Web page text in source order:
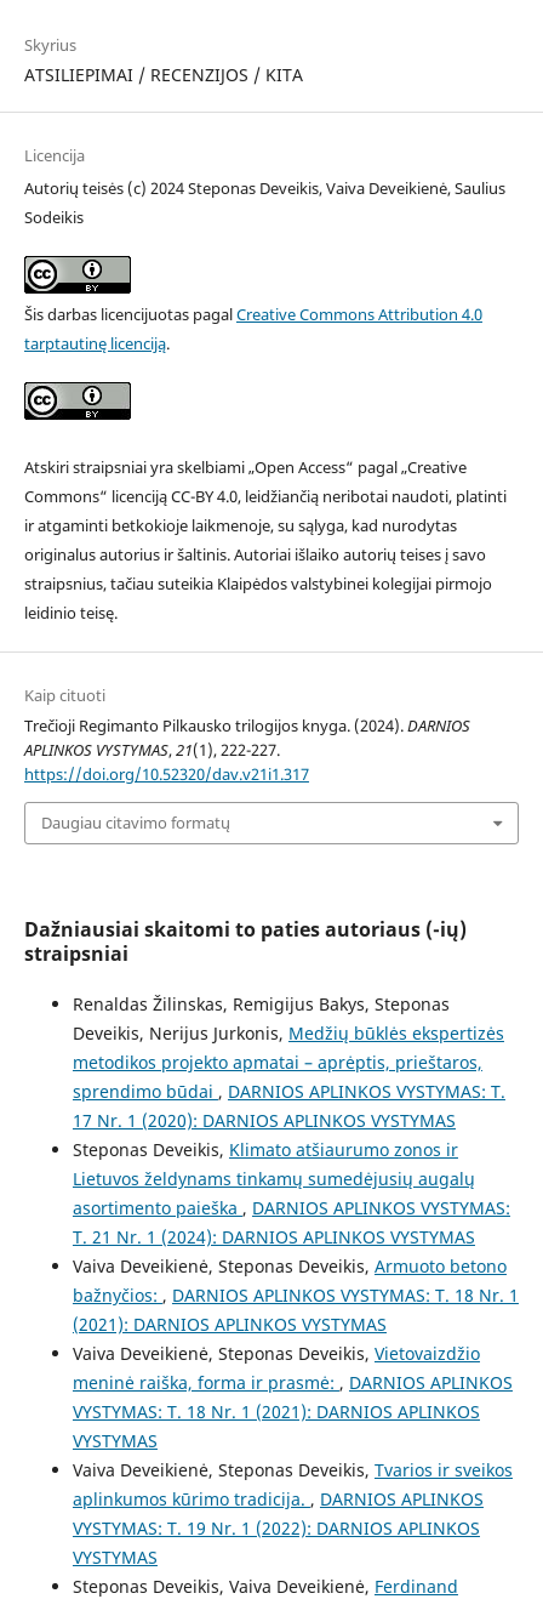
Skyrius
ATSILIEPIMAI / RECENZIJOS / KITA
Licencija
Autorių teisės (c) 2024 Steponas Deveikis, Vaiva Deveikienė, Saulius
Sodeikis
Šis darbas licencijuotas pagalCreative Commons Attribution 4.0
tarptautinę licenciją.
Atskiri straipsniai yra skelbiami „Open Access“ pagal „Creative
Commons“ licenciją CC-BY 4.0, leidžiančią neribotai naudoti, platinti
ir atgaminti betkokioje laikmenoje, su sąlyga, kad nurodytas
originalus autorius ir šaltinis. Autoriai išlaiko autorių teises į savo
straipsnius, tačiau suteikia Klaipėdos valstybinei kolegijai pirmojo
leidinio teisę.
Kaip cituoti
Trečioji Regimanto Pilkausko trilogijos knyga. (2024).DARNIOS
APLINKOS VYSTYMAS,21(1), 222-227.
https://doi.org/10.52320/dav.v21i1.317
Daugiau citavimo formatų
Dažniausiai skaitomi to paties autoriaus (-ių)
straipsniai
Renaldas Žilinskas, Remigijus Bakys, Steponas
Deveikis, Nerijus Jurkonis, Medžių būklės ekspertizės
metodikos projekto apmatai – aprėptis, prieštaros,
sprendimo būdai , DARNIOS APLINKOS VYSTYMAS: T.
17 Nr. 1 (2020): DARNIOS APLINKOS VYSTYMAS
Steponas Deveikis, Klimato atšiaurumo zonos ir
Lietuvos želdynams tinkamų sumedėjusių augalų
asortimento paieška , DARNIOS APLINKOS VYSTYMAS:
T. 21 Nr. 1 (2024): DARNIOS APLINKOS VYSTYMAS
Vaiva Deveikienė, Steponas Deveikis, Armuoto betono
bažnyčios: , DARNIOS APLINKOS VYSTYMAS: T. 18 Nr. 1
(2021): DARNIOS APLINKOS VYSTYMAS
Vaiva Deveikienė, Steponas Deveikis, Vietovaizdžio
meninė raiška, forma ir prasmė: , DARNIOS APLINKOS
VYSTYMAS: T. 18 Nr. 1 (2021): DARNIOS APLINKOS
VYSTYMAS
Vaiva Deveikienė, Steponas Deveikis, Tvarios ir sveikos
aplinkumos kūrimo tradicija. , DARNIOS APLINKOS
VYSTYMAS: T. 19 Nr. 1 (2022): DARNIOS APLINKOS
VYSTYMAS
Steponas Deveikis, Vaiva Deveikienė, Ferdinand